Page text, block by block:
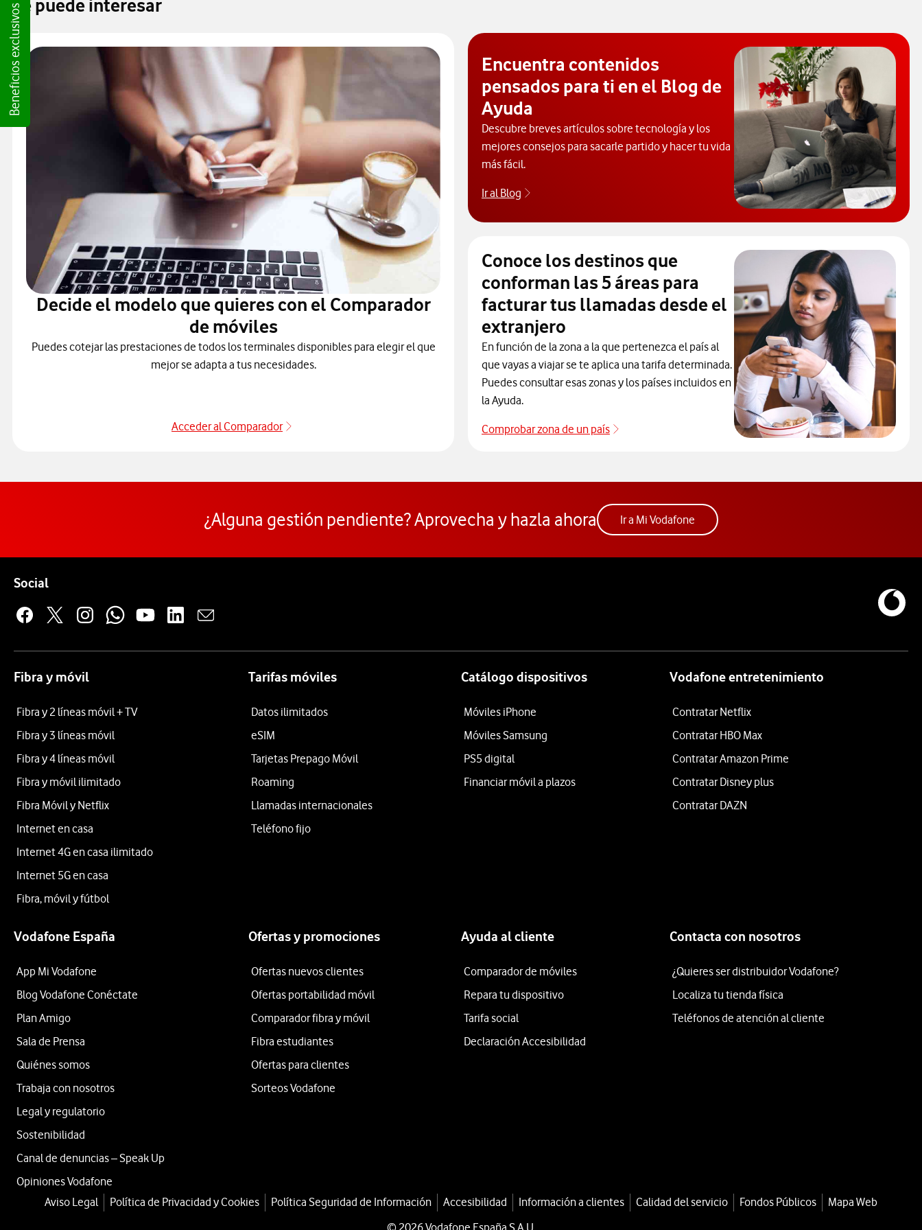
Beneficios exclusivos para ti
Te puede interesar
Decide el modelo que quieres con el Comparador
de móviles
Puedes cotejar las prestaciones de todos los terminales disponibles para elegir el que
mejor se adapta a tus necesidades.
Acceder al Comparador
Encuentra contenidos
pensados para ti en el Blog de
Ayuda
Descubre breves artículos sobre tecnología y los
mejores consejos para sacarle partido y hacer tu vida
más fácil.
Ir al Blog
Descubre el blog de Ayuda. Abrir ventana modal
Conoce los destinos que
conforman las 5 áreas para
facturar tus llamadas desde el
extranjero
En función de la zona a la que pertenezca el país al
que vayas a viajar se te aplica una tarifa determinada.
Puedes consultar esas zonas y los países incluidos en
la Ayuda.
Comprobar zona de un país
Países por zonas roaming
¿Alguna gestión pendiente? Aprovecha y hazla ahora Ir a Mi VodafoneAcceder a la app Mi Vodafone. Abre ventana
SocialEnlaces a las redes sociales de Vodafone
Fibra y móvil
Fibra y 2 líneas móvil + TV
Fibra y 3 líneas móvil
Fibra y 4 líneas móvil
Fibra y móvil ilimitado
Fibra Móvil y Netflix
Internet en casa
Internet 4G en casa ilimitado
Internet 5G en casa
Fibra, móvil y fútbol
Tarifas móviles
Datos ilimitados
eSIM
Tarjetas Prepago Móvil
Roaming
Llamadas internacionales
Teléfono fijo
Catálogo dispositivos
Móviles iPhone
Móviles Samsung
PS5 digital
Financiar móvil a plazos
Vodafone entretenimiento
Contratar Netflix
Contratar HBO Max
Contratar Amazon Prime
Contratar Disney plus
Contratar DAZN
Vodafone España
App Mi Vodafone
Blog Vodafone Conéctate
Plan Amigo
Sala de Prensa
Quiénes somos
Trabaja con nosotros
Legal y regulatorio
Sostenibilidad
Canal de denuncias – Speak Up
Opiniones Vodafone
Ofertas y promociones
Ofertas nuevos clientes
Ofertas portabilidad móvil
Comparador fibra y móvil
Fibra estudiantes
Ofertas para clientes
Sorteos Vodafone
Ayuda al cliente
Comparador de móviles
Repara tu dispositivo
Tarifa social
Declaración Accesibilidad
Contacta con nosotros
¿Quieres ser distribuidor Vodafone?
Localiza tu tienda física
Teléfonos de atención al cliente
Aviso Legal Política de Privacidad y Cookies Política Seguridad de Información Accesibilidad Información a clientes Calidad del servicio Fondos Públicos
Mapa Web
© 2026 Vodafone España S.A.U.